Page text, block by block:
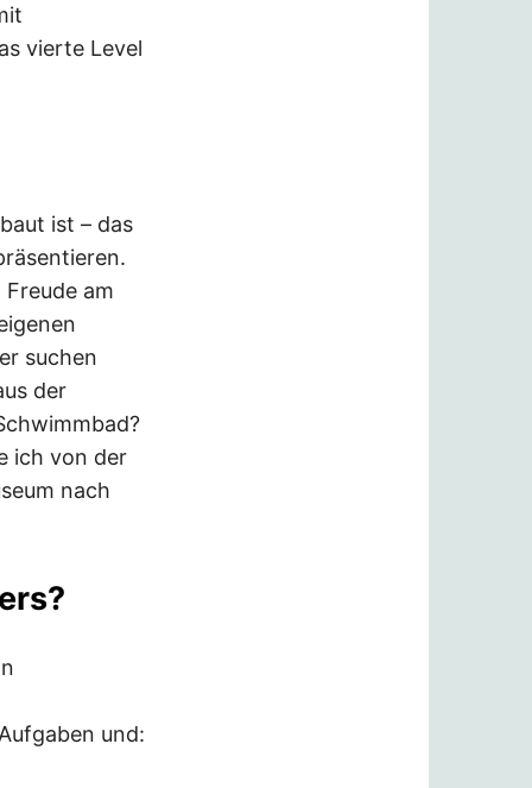
vierte Level
ist – das
am
suchen
der
ich von der
nach
und: